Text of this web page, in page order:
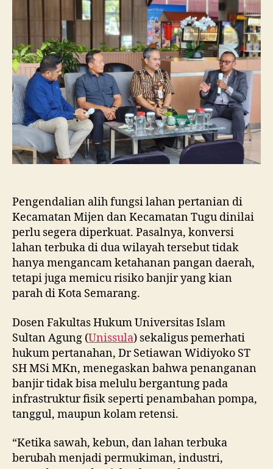
Fungsi
Lahan
Mijen
dan
Tugu
Ancam
Eksistensi
Semarang
Pengendalian alih fungsi lahan pertanian di
Kecamatan Mijen dan Kecamatan Tugu dinilai
perlu segera diperkuat. Pasalnya, konversi
lahan terbuka di dua wilayah tersebut tidak
hanya mengancam ketahanan pangan daerah,
tetapi juga memicu risiko banjir yang kian
parah di Kota Semarang.
Dosen Fakultas Hukum Universitas Islam
Sultan Agung (Unissula) sekaligus pemerhati
hukum pertanahan, Dr Setiawan Widiyoko ST
SH MSi MKn, menegaskan bahwa penanganan
banjir tidak bisa melulu bergantung pada
infrastruktur fisik seperti penambahan pompa,
tanggul, maupun kolam retensi.
“Ketika sawah, kebun, dan lahan terbuka
berubah menjadi permukiman, industri,